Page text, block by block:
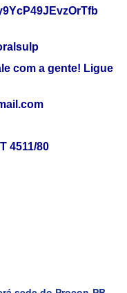
com a gente! Ligue
4511/80